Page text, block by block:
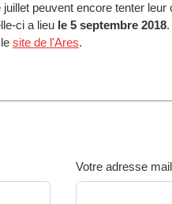
peuvent encore tenter
ci a lieu le 5 septembre 2018
site de l'Ares.
Votre adresse mail